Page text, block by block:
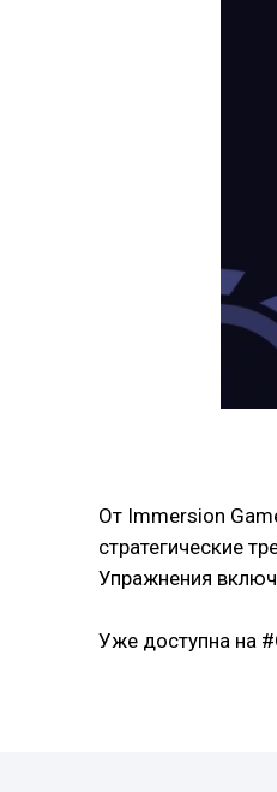
От Immersion
стратегические
Упражнения
Уже доступна на